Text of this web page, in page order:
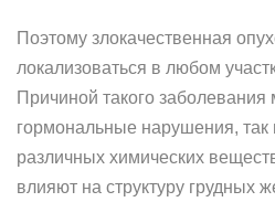
Поэтому злокачественная
локализоваться в любом
Причиной такого заболевания
гормональные нарушения, так
различных химических
влияют на структуру грудных